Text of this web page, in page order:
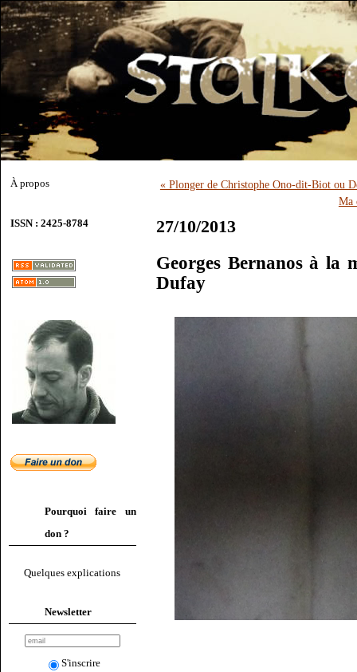
À propos
ISSN : 2425-8784
Pourquoi faire un
don ?
Quelques explications
Newsletter
S'inscrire
« Plonger de Christophe Ono-dit-Biot ou
Ma
27/10/2013
Georges Bernanos à la
Dufay